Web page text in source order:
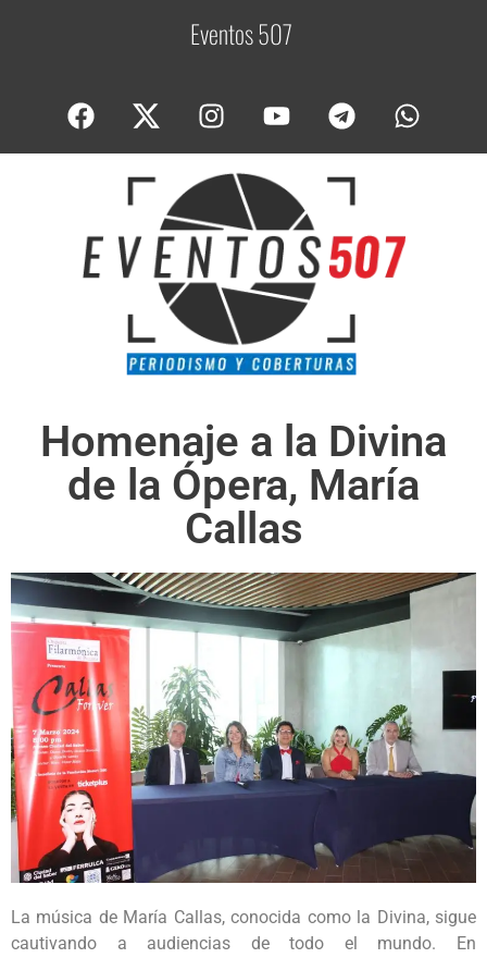
Eventos 507C
Homenaje a la Divina
de la Ópera, María
Callas
La música de María Callas, conocida como la Divina, sigue
cautivando a audiencias de todo el mundo. En